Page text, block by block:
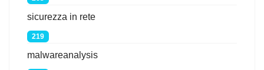
sicurezza in rete
219
malwareanalysis